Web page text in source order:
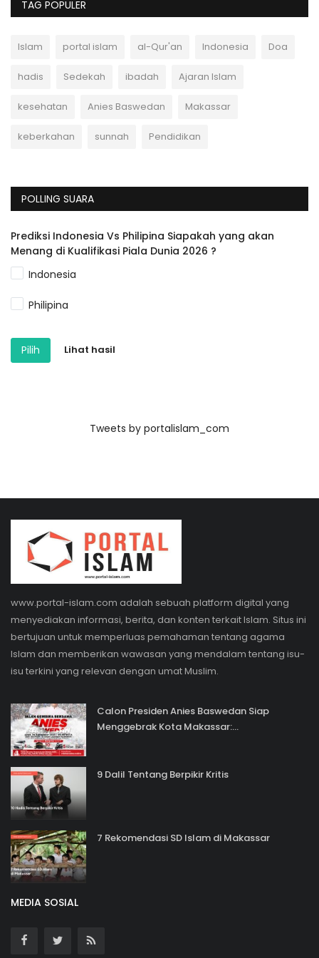
TAG POPULER
Islam portal islam al-Qur'an Indonesia Doa
hadis Sedekah ibadah Ajaran Islam
kesehatan Anies Baswedan Makassar
keberkahan sunnah Pendidikan
POLLING SUARA
Prediksi Indonesia Vs Philipina Siapakah yang akan
Menang di Kualifikasi Piala Dunia 2026 ?
Indonesia
Philipina
Pilih Lihat hasil
Tweets by portalislam_com
www.portal-islam.com adalah sebuah platform digital yang
menyediakan informasi, berita, dan konten terkait Islam. Situs ini
bertujuan untuk memperluas pemahaman tentang agama
Islam dan memberikan wawasan yang mendalam tentang isu-
isu terkini yang relevan dengan umat Muslim.
Calon Presiden Anies Baswedan Siap
Menggebrak Kota Makassar:...
9 Dalil Tentang Berpikir Kritis
7 Rekomendasi SD Islam di Makassar
MEDIA SOSIAL